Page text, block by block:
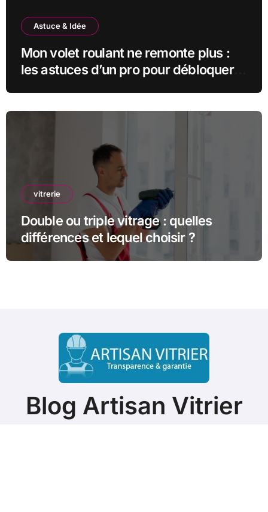
Astuce & Idée
Mon volet roulant ne remonte plus :
les astuces d’un pro pour débloquer
vitrerie
Double ou triple vitrage : quelles
différences et lequel choisir ?
Blog Artisan Vitrier